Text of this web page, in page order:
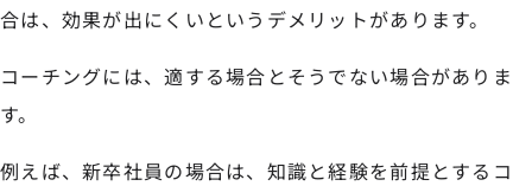
合は、効果が出にくいというデメリットがあります。
コーチングには、適する場合とそうでない場合がありま
す。
例えば、新卒社員の場合は、知識と経験を前提とするコ